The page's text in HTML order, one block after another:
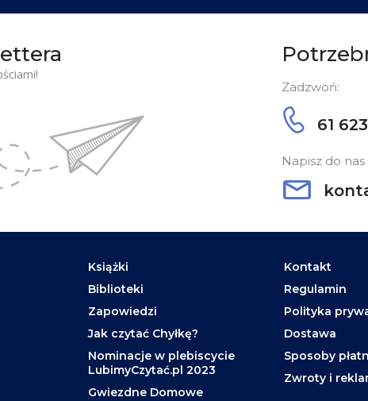
Zadzwoń:
61
Napisz do
Książki
Biblioteki
Zapowiedzi
Jak czytać Chyłkę?
Nominacje w plebiscycie
LubimyCzytać.pl 2023
Gwiezdne Domowe
Kontakt
Regulamin
Polityka
Dostawa
Sposoby
Zwroty i